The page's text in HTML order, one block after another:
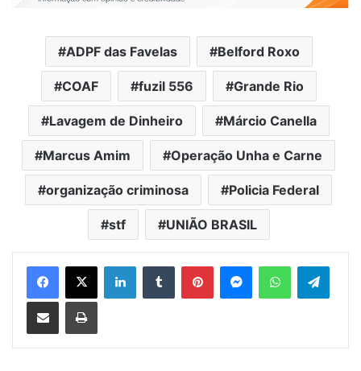
ADPF das Favelas Belford Roxo
COAF fuzil 556 Grande Rio
Lavagem de Dinheiro Márcio Canella
Marcus Amim Operação Unha e Carne
organização criminosa Policia Federal
stf UNIÃO BRASIL